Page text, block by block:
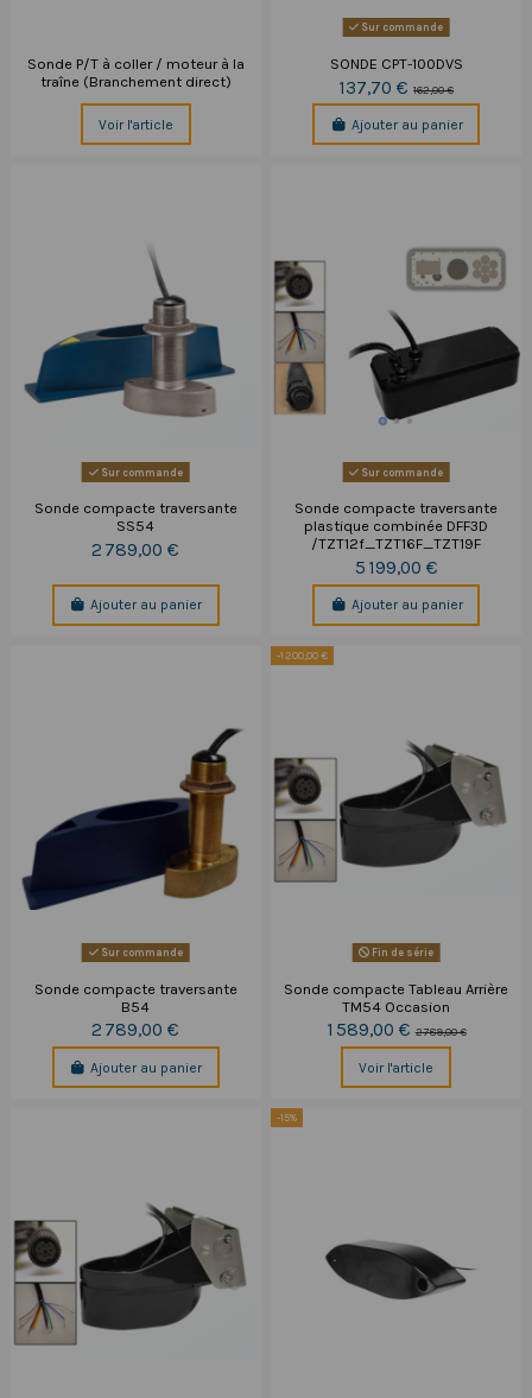
Sonde P/T à coller / moteur à la
traîne (Branchement direct)
Voir l'article
Sur commande
SONDE CPT-100DVS
137,70 €162,00 €
Ajouter au panier
Sur commande
Sonde compacte traversante
SS54
2 789,00 €
Ajouter au panier
Sur commande
Sonde compacte traversante
plastique combinée DFF3D
/TZT12f_TZT16F_TZT19F
5 199,00 €
Ajouter au panier
Sur commande
Sonde compacte traversante
B54
2 789,00 €
Ajouter au panier
-1 200,00 €
Fin de série
Sonde compacte Tableau Arrière
TM54 Occasion
1 589,00 €2 789,00 €
Voir l'article
-15%